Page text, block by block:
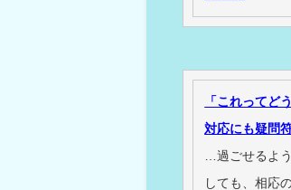
「これって
対応にも疑問
…過ごせるよ
しても、相応